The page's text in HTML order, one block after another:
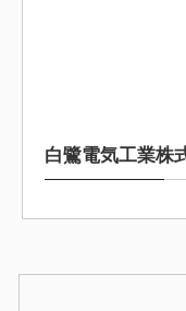
白鷺電気工業株